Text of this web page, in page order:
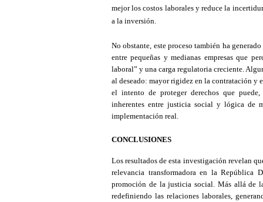
mejor los costos laborales y reduce la
a la inversión.
No obstante, este proceso también ha
entre pequeñas y medianas empresas que
laboral” y una carga regulatoria creciente.
al deseado: mayor rigidez en la contratación y
el intento de proteger derechos que
inherentes entre justicia social y lógica de
implementación real.
CONCLUSIONES
Los resultados de esta investigación revelan
relevancia transformadora en la República
promoción de la justicia social. Más allá de
redefiniendo las relaciones laborales,